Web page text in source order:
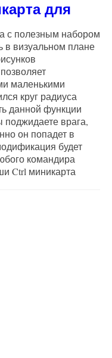
для
с полезным набором
в визуальном плане
маленькими
круг радиуса
данной функции
врага,
он попадет в
будет
командира
Ctrl миникарта